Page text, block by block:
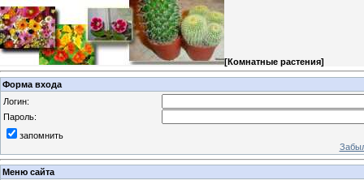
[Комнатные растения]
Форма входа
Логин:
Пароль:
запомнить
Меню сайта